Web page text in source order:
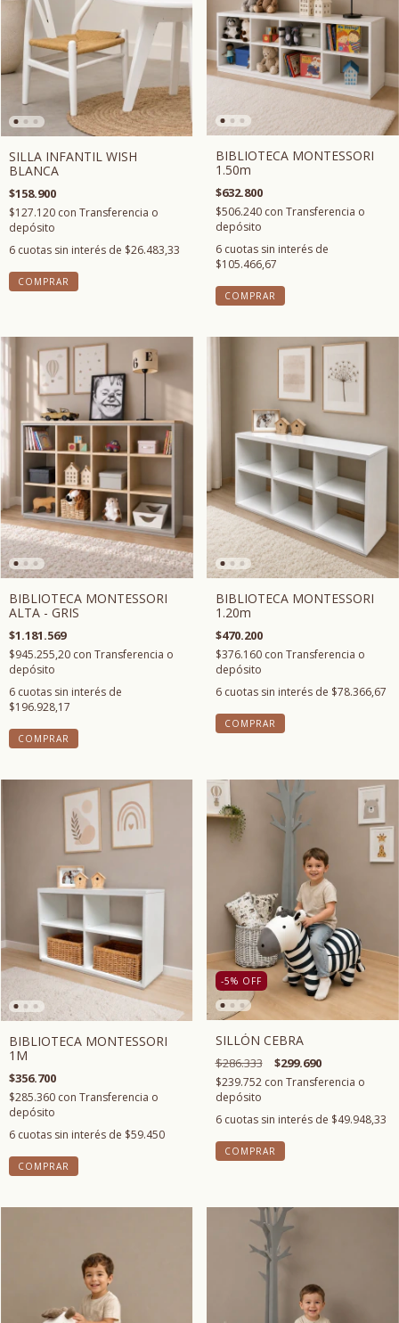
SILLA INFANTIL WISH
BLANCA
$158.900
$127.120 con Transferencia o
depósito
6 cuotas sin interés de $26.483,33
COMPRAR
BIBLIOTECA MONTESSORI
1.50m
$632.800
$506.240 con Transferencia o
depósito
6 cuotas sin interés de
$105.466,67
COMPRAR
BIBLIOTECA MONTESSORI
ALTA - GRIS
$1.181.569
$945.255,20 con Transferencia o
depósito
6 cuotas sin interés de
$196.928,17
COMPRAR
BIBLIOTECA MONTESSORI
1.20m
$470.200
$376.160 con Transferencia o
depósito
6 cuotas sin interés de $78.366,67
COMPRAR
BIBLIOTECA MONTESSORI
1M
$356.700
$285.360 con Transferencia o
depósito
6 cuotas sin interés de $59.450
COMPRAR
-5% OFF
SILLÓN CEBRA
$286.333 $299.690
$239.752 con Transferencia o
depósito
6 cuotas sin interés de $49.948,33